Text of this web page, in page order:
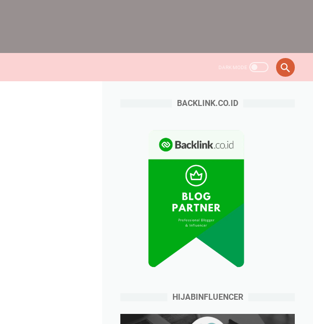
BACKLINK.CO.ID
HIJABINFLUENCER